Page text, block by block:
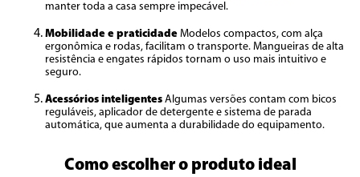
manter toda a casa sempre impecável.
Mobilidade e praticidade Modelos compactos, com alça
ergonômica e rodas, facilitam o transporte. Mangueiras de alta
resistência e engates rápidos tornam o uso mais intuitivo e
seguro.
Acessórios inteligentes Algumas versões contam com bicos
reguláveis, aplicador de detergente e sistema de parada
automática, que aumenta a durabilidade do equipamento.
Como escolher o produto ideal